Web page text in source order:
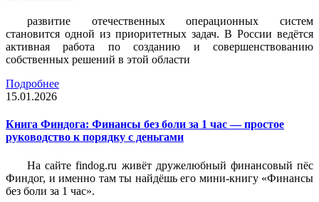
развитие отечественных операционных систем
становится одной из приоритетных задач. В России ведётся
активная работа по созданию и совершенствованию
собственных решений в этой области
Подробнее
15.01.2026
Книга Финдога: Финансы без боли за 1 час — простое
руководство к порядку с деньгами
На сайте findog.ru живёт дружелюбный финансовый пёс
Финдог, и именно там ты найдёшь его мини‑книгу «Финансы
без боли за 1 час».